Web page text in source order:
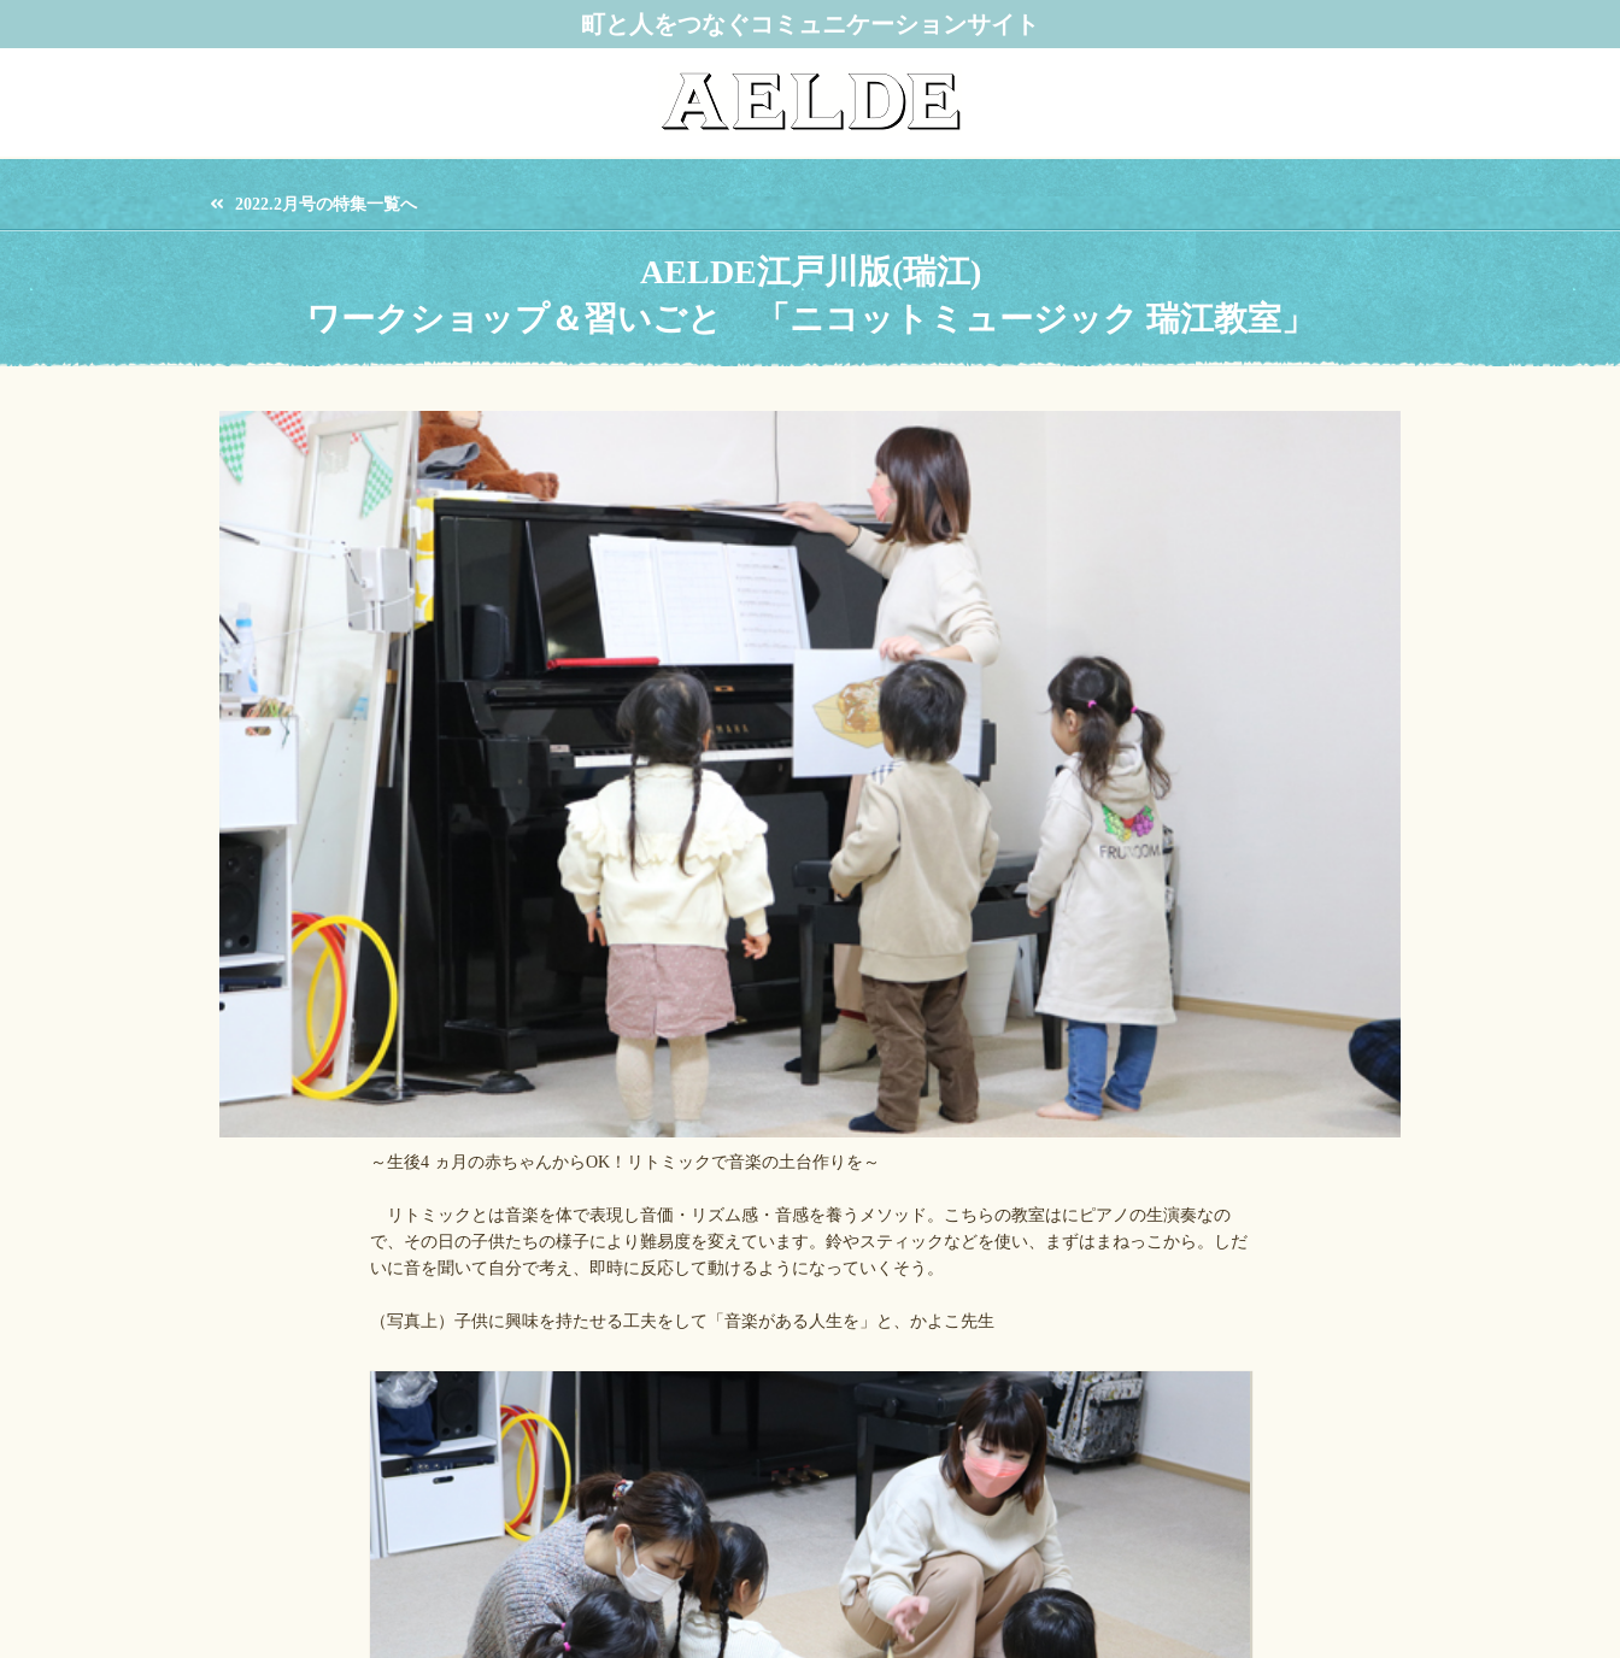
町と人をつなぐコミュニケーションサイト
2022.2月号の特集一覧へ
AELDE江戸川版(瑞江)
ワークショップ＆習いごと 「ニコットミュージック 瑞江教室」
～生後4 ヵ月の赤ちゃんからOK！リトミックで音楽の土台作りを～
リトミックとは音楽を体で表現し音価・リズム感・音感を養うメソッド。こちらの教室はにピアノの生演奏なの
で、その日の子供たちの様子により難易度を変えています。鈴やスティックなどを使い、まずはまねっこから。しだ
いに音を聞いて自分で考え、即時に反応して動けるようになっていくそう。
（写真上）子供に興味を持たせる工夫をして「音楽がある人生を」と、かよこ先生